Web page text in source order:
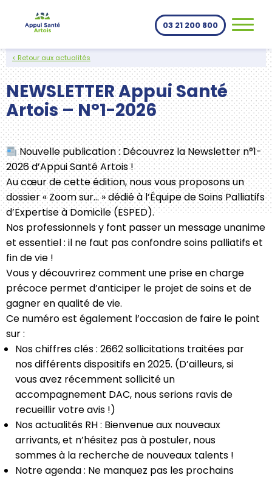
03 21 200 800
< Retour aux actualités
NEWSLETTER Appui Santé
Artois – N°1-2026
Nouvelle publication : Découvrez la Newsletter n°1-
2026 d’Appui Santé Artois !
Au cœur de cette édition, nous vous proposons un
dossier « Zoom sur… » dédié à l’Équipe de Soins Palliatifs
d’Expertise à Domicile (ESPED).
Nos professionnels y font passer un message unanime
et essentiel : il ne faut pas confondre soins palliatifs et
fin de vie !
Vous y découvrirez comment une prise en charge
précoce permet d’anticiper le projet de soins et de
gagner en qualité de vie.
Ce numéro est également l’occasion de faire le point
sur :
Nos chiffres clés : 2662 sollicitations traitées par
nos différents dispositifs en 2025. (D’ailleurs, si
vous avez récemment sollicité un
accompagnement DAC, nous serions ravis de
recueillir votre avis !)
Nos actualités RH : Bienvenue aux nouveaux
arrivants, et n’hésitez pas à postuler, nous
sommes à la recherche de nouveaux talents !
Notre agenda : Ne manquez pas les prochains